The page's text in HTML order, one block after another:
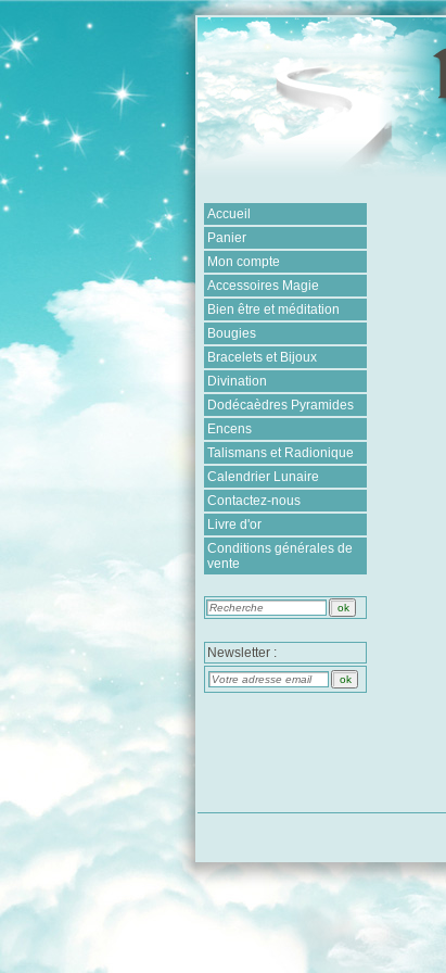
Accueil
Panier
Mon compte
Accessoires Magie
Bien être et méditation
Bougies
Bracelets et Bijoux
Divination
Dodécaèdres Pyramides
Encens
Talismans et Radionique
Calendrier Lunaire
Contactez-nous
Livre d'or
Conditions générales de
vente
Newsletter :